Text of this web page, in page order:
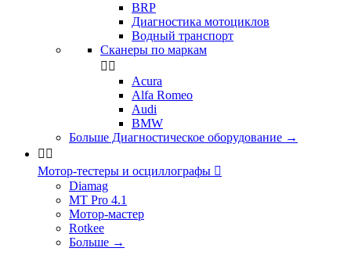
BRP
Диагностика мотоциклов
Водный транспорт
Сканеры по маркам
 
Acura
Alfa Romeo
Audi
BMW
Больше Диагностическое оборудование →
 
Мотор-тестеры и осциллографы 
Diamag
MT Pro 4.1
Мотор-мастер
Rotkee
Больше →